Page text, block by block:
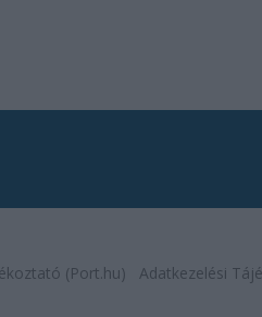
(Port.hu) Adatkezelési